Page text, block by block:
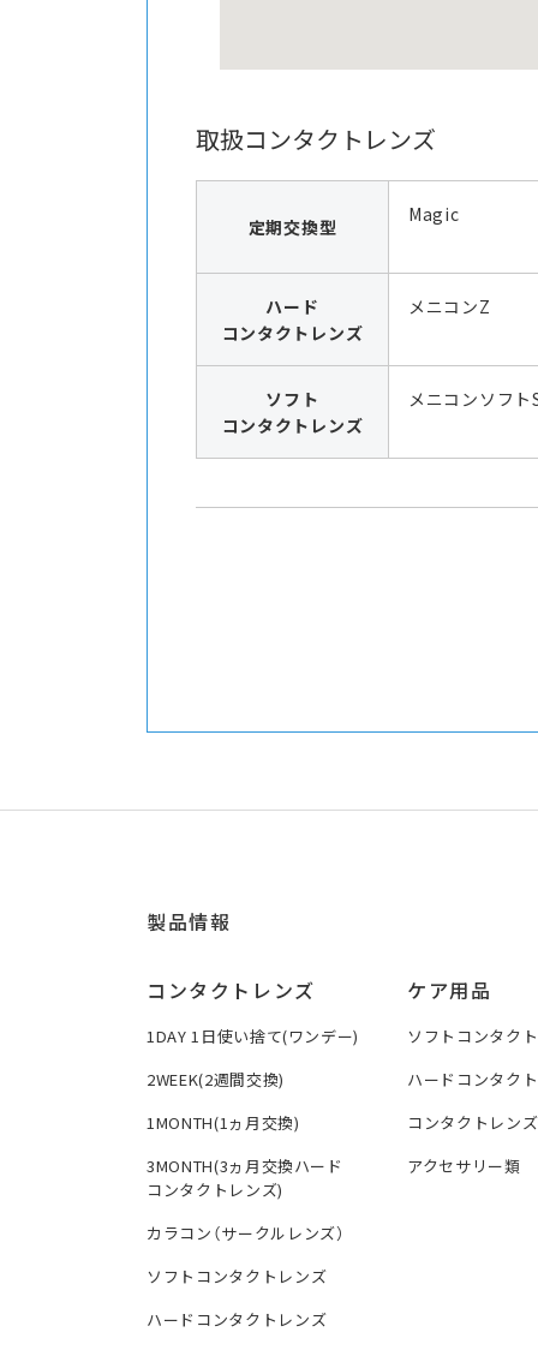
取扱コンタクトレンズ
定期交換型
Magic
ハード
コンタクトレンズ
メニコンZ
ソフト
コンタクトレンズ
メニコンソフト
製品情報
コンタクトレンズ
1DAY 1日使い捨て(ワンデー)
2WEEK(2週間交換)
1MONTH(1ヵ月交換)
3MONTH(3ヵ月交換ハード
コンタクトレンズ)
カラコン（サークルレンズ）
ソフトコンタクトレンズ
ハードコンタクトレンズ
ケア用品
ソフトコンタク
ハードコンタク
コンタクトレン
アクセサリー類